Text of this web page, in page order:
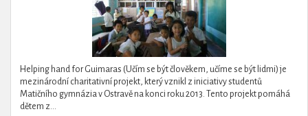
Helping hand for Guimaras (Učím se být člověkem, učíme se být lidmi) je
mezinárodní charitativní projekt, který vznikl z iniciativy studentů
Matičního gymnázia v Ostravě na konci roku 2013. Tento projekt pomáhá
dětem z...